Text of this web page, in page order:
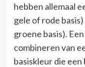
hebben allemaal
gele of rode
groene basis).
combineren van
basiskleur die